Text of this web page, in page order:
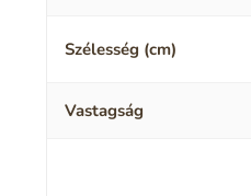
Szélesség (cm)
Vastagság